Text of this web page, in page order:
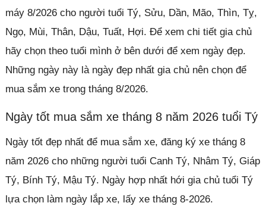
máy 8/2026 cho người tuổi Tý, Sửu, Dần, Mão, Thìn, Tỵ,
Ngọ, Mùi, Thân, Dậu, Tuất, Hợi. Để xem chi tiết gia chủ
hãy chọn theo tuổi mình ở bên dưới để xem ngày đẹp.
Những ngày này là ngày đẹp nhất gia chủ nên chọn để
mua sắm xe trong tháng 8/2026.
Ngày tốt mua sắm xe tháng 8 năm 2026 tuổi Tý
Ngày tốt đẹp nhất để mua sắm xe, đăng ký xe tháng 8
năm 2026 cho những người tuổi Canh Tý, Nhâm Tý, Giáp
Tý, Bính Tý, Mậu Tý. Ngày hợp nhất hới gia chủ tuổi Tý
lựa chọn làm ngày lắp xe, lấy xe tháng 8-2026.